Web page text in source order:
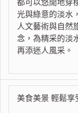
都可以悠閒地穿
光與綠意的淡水
人文藝術與自然
念，為精采的淡
再添迷人風采。
美食美景 輕鬆享